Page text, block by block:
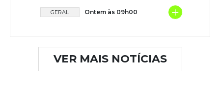
GERAL Ontem às 09h00 +
VER MAIS NOTÍCIAS